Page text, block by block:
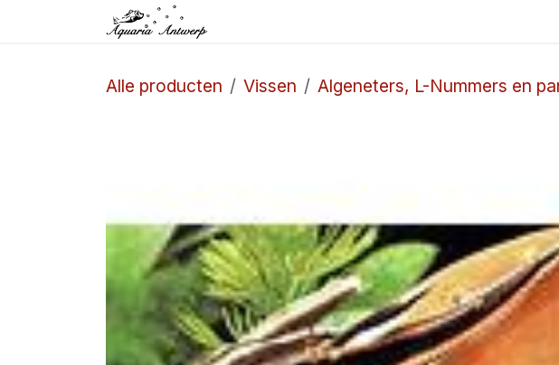
Overslaan naar inhoud
Alle producten Vissen Algeneters, L-Nummers en